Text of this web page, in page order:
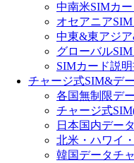
中南米SIMカー
オセアニア
中東&東アジ
グローバル
SIMカード説
チャージ式SIM&デ
各国無制限デ
チャージ式
日本国内デー
北米・ハワイ
韓国データチ